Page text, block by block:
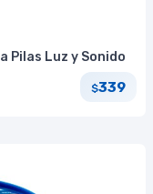
Pilas Luz y Sonido
$339